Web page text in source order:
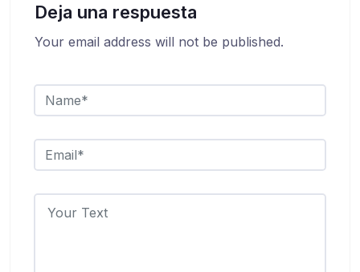
Deja una respuesta
Your email address will not be published.